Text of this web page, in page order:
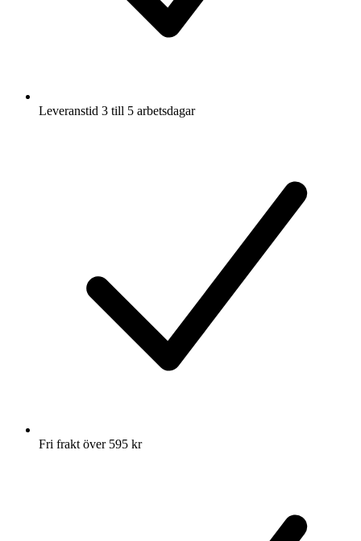
Leveranstid 3 till 5 arbetsdagar
Fri frakt över 595 kr